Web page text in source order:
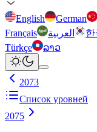
English German
Français
العربية 한
Türkçe
ລາວ
2073
Список уровней
2075